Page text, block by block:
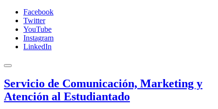
Facebook
Twitter
YouTube
Instagram
LinkedIn
Servicio de Comunicación, Marketing y
Atención al Estudiantado